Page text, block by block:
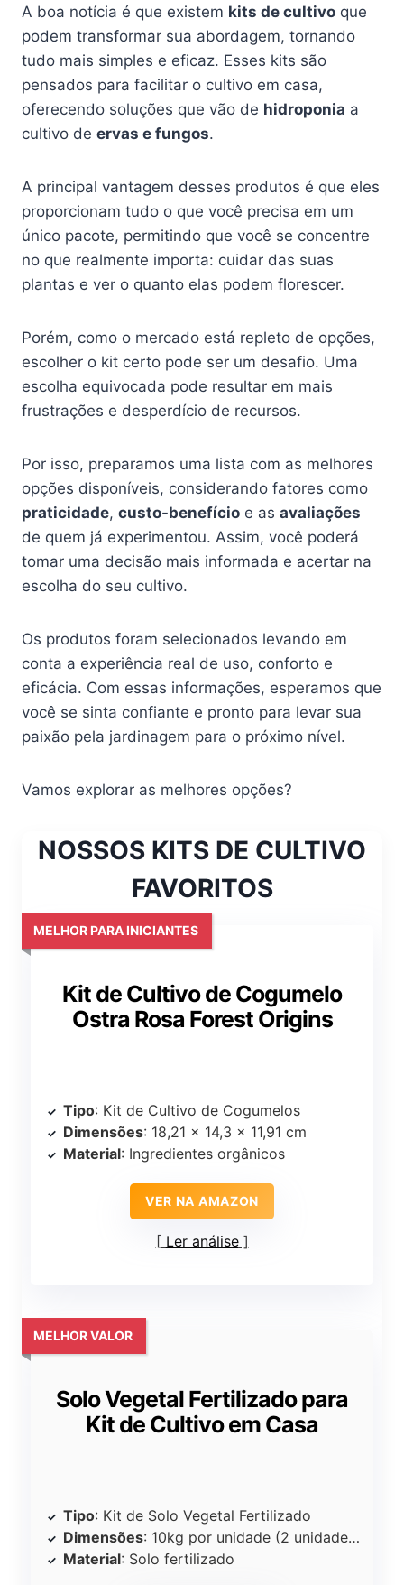
A boa notícia é que existem kits de cultivo que
podem transformar sua abordagem, tornando
tudo mais simples e eficaz. Esses kits são
pensados para facilitar o cultivo em casa,
oferecendo soluções que vão de hidroponia a
cultivo de ervas e fungos.
A principal vantagem desses produtos é que eles
proporcionam tudo o que você precisa em um
único pacote, permitindo que você se concentre
no que realmente importa: cuidar das suas
plantas e ver o quanto elas podem florescer.
Porém, como o mercado está repleto de opções,
escolher o kit certo pode ser um desafio. Uma
escolha equivocada pode resultar em mais
frustrações e desperdício de recursos.
Por isso, preparamos uma lista com as melhores
opções disponíveis, considerando fatores como
praticidade, custo-benefício e as avaliações
de quem já experimentou. Assim, você poderá
tomar uma decisão mais informada e acertar na
escolha do seu cultivo.
Os produtos foram selecionados levando em
conta a experiência real de uso, conforto e
eficácia. Com essas informações, esperamos que
você se sinta confiante e pronto para levar sua
paixão pela jardinagem para o próximo nível.
Vamos explorar as melhores opções?
NOSSOS KITS DE CULTIVO
FAVORITOS
Kit de Cultivo de Cogumelo
Ostra Rosa Forest Origins
MELHOR PARA INICIANTES
Tipo: Kit de Cultivo de Cogumelos
Dimensões: 18,21 x 14,3 x 11,91 cm
Material: Ingredientes orgânicos
VER NA AMAZON
Ler análise
Solo Vegetal Fertilizado para
Kit de Cultivo em Casa
MELHOR VALOR
Tipo: Kit de Solo Vegetal Fertilizado
Dimensões: 10kg por unidade (2 unidades)
Material: Solo fertilizado